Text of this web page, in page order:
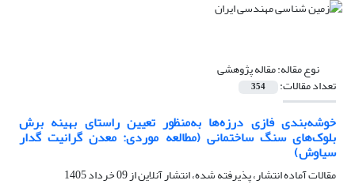
نوع مقاله:مقاله پژوهشی
تعداد مقالات: 354
خوشه‌بندی فازی درزه‌ها به‌منظور تعیین راستای بهینه برش
بلوک‌های سنگ ساختمانی (مطالعه موردی: معدن گرانیت گدار
سیاوش)
مقالات آماده انتشار، پذیرفته شده، انتشار آنلاین از09 خرداد 1405